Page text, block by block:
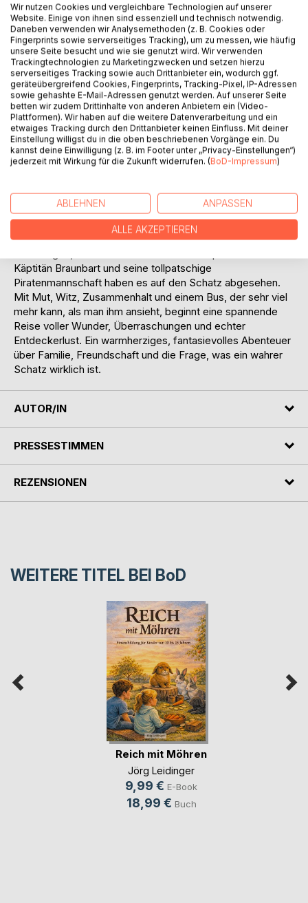
Titel bewerten
BESCHREIBUNG
Was als fröhliche Ferienreise ans Meer beginnt, wird für
Kiky, Dörthe, Uli und ihr erstaunliches Wohnmobil Brummi
werden. Als die drei Kinder eine geheimnisvolle
Flaschenpost finden, führt ihre Spur zu einer verborgenen
Schatzinsel, dunklen Höhlen, alten Karten und einem Rätsel,
das tief unter den Wellen weitergeht. Doch sie sind nicht
Käptitän Braunbart und seine tollpatschige
Piratenmannschaft haben es auf den Schatz abgesehen.
Mit Mut, Witz, Zusammenhalt und einem Bus, der sehr viel
mehr kann, als man ihm ansieht, beginnt eine spannende
Reise voller Wunder, Überraschungen und echter
Entdeckerlust. Ein warmherziges, fantasievolles Abenteuer
über Familie, Freundschaft und die Frage, was ein wahrer
Schatz wirklich ist.
AUTOR/IN
PRESSESTIMMEN
REZENSIONEN
WEITERE TITEL BEI BoD
Reich mit Möhren
Jörg Leidinger
9,99 € E-Book
18,99 € Buch
Wir nutzen Cookies und vergleichbare Technologien auf unserer
Website. Einige von ihnen sind essenziell und technisch notwendig.
Daneben verwenden wir Analysemethoden (z. B. Cookies oder
Fingerprints sowie serverseitiges Tracking), um zu messen, wie häufig
unsere Seite besucht und wie sie genutzt wird. Wir verwenden
Trackingtechnologien zu Marketingzwecken und setzen hierzu
serverseitiges Tracking sowie auch Drittanbieter ein, wodurch ggf.
geräteübergreifend Cookies, Fingerprints, Tracking-Pixel, IP-Adressen
sowie gehashte E-Mail-Adressen genutzt werden. Auf unserer Seite
betten wir zudem Drittinhalte von anderen Anbietern ein (Video-
Plattformen). Wir haben auf die weitere Datenverarbeitung und ein
etwaiges Tracking durch den Drittanbieter keinen Einfluss. Mit deiner
Einstellung willigst du in die oben beschriebenen Vorgänge ein. Du
kannst deine Einwilligung (z. B. im Footer unter „Privacy-Einstellungen“)
jederzeit mit Wirkung für die Zukunft widerrufen. (BoD-Impressum)
ABLEHNEN ANPASSEN
ALLE AKZEPTIEREN